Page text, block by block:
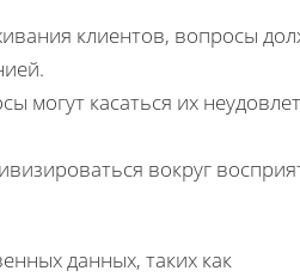
клиентов, вопросы
могут касаться их
вокруг
данных, таких как